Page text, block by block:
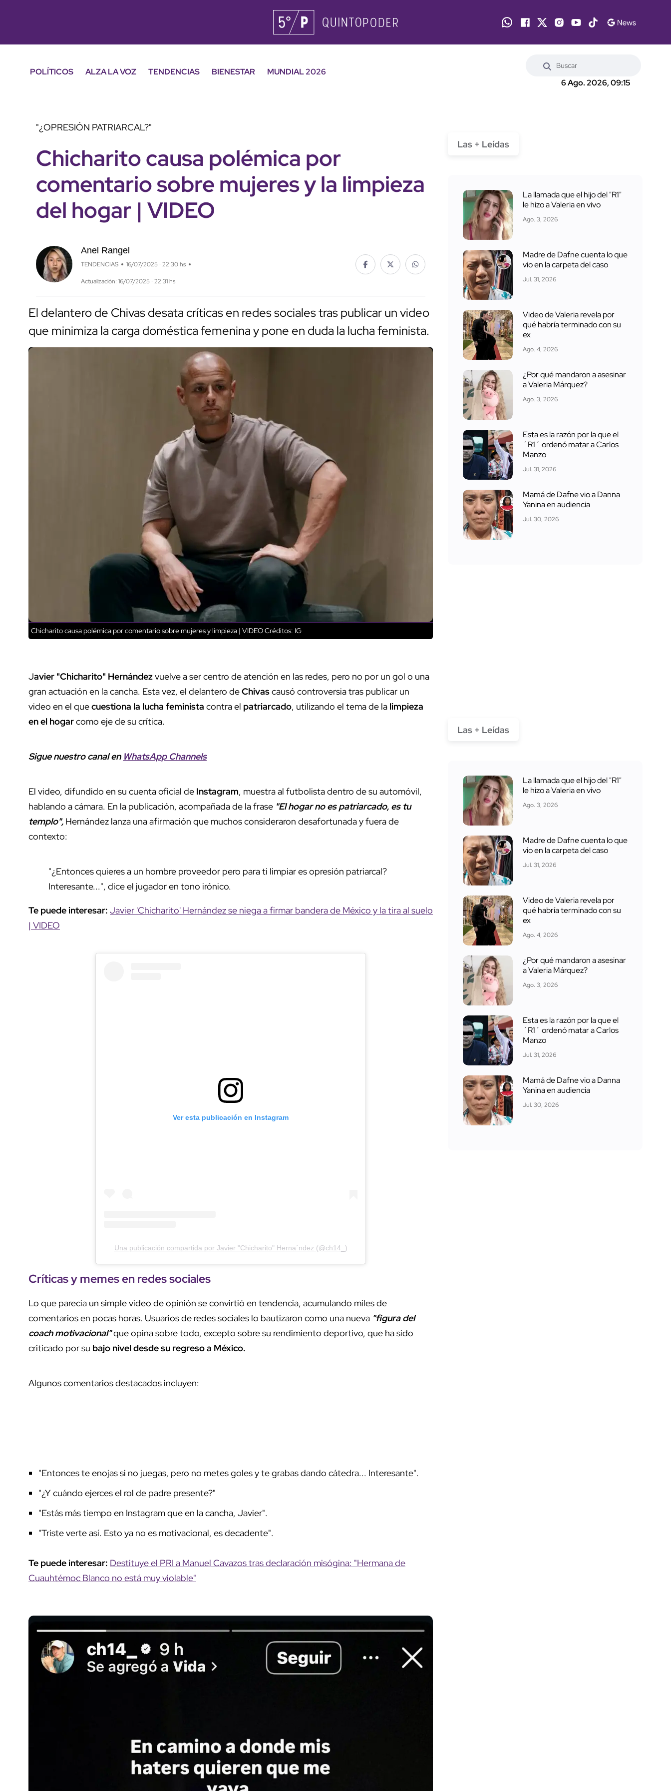
POLÍTICOS ALZA LA VOZ TENDENCIAS BIENESTAR
MUNDIAL 2026
6 Ago. 2026, 09:15
"¿OPRESIÓN PATRIARCAL?"
Chicharito causa polémica por
comentario sobre mujeres y la limpieza
del hogar | VIDEO
Anel Rangel
TENDENCIAS 16/07/2025 · 22:30 hs
Actualización: 16/07/2025 · 22:31 hs
El delantero de Chivas desata críticas en redes sociales tras publicar un video
que minimiza la carga doméstica femenina y pone en duda la lucha feminista.
Chicharito causa polémica por comentario sobre mujeres y limpieza | VIDEOCréditos: IG
Javier "Chicharito" Hernándezvuelve a ser centro de atención en las redes, pero no por un gol o una
gran actuación en la cancha. Esta vez, el delantero deChivascausó controversia tras publicar un
video en el quecuestiona la lucha feminista contra el patriarcado, utilizando el tema de la limpieza
en el hogarcomo eje de su crítica.
Sigue nuestro canal en WhatsApp Channels
El video, difundido en su cuenta oficial de Instagram, muestra al futbolista dentro de su automóvil,
hablando a cámara. En la publicación, acompañada de la frase "El hogar no es patriarcado, es tu
templo", Hernández lanza una afirmación que muchos consideraron desafortunada y fuera de
contexto:
"¿Entonces quieres a un hombre proveedor pero para ti limpiar es opresión patriarcal?
Interesante...", dice el jugador en tono irónico.
Te puede interesar: Javier 'Chicharito' Hernández se niega a firmar bandera de México y la tira al suelo
| VIDEO
Ver esta publicación en Instagram
Una publicación compartida por Javier "Chicharito" Herna´ndez (@ch14_)
Críticas y memes en redes sociales
Lo que parecía un simple video de opinión se convirtió en tendencia, acumulando miles de
comentarios en pocas horas. Usuarios de redes sociales lo bautizaron como una nueva "figura del
coach motivacional"que opina sobre todo, excepto sobre su rendimiento deportivo, que ha sido
criticado por su bajo nivel desde su regreso a México.
Algunos comentarios destacados incluyen:
"Entonces te enojas si no juegas, pero no metes goles y te grabas dando cátedra... Interesante".
"¿Y cuándo ejerces el rol de padre presente?"
"Estás más tiempo en Instagram que en la cancha, Javier".
"Triste verte así. Esto ya no es motivacional, es decadente".
Te puede interesar: Destituye el PRI a Manuel Cavazos tras declaración misógina: "Hermana de
Cuauhtémoc Blanco no está muy violable"
Las + Leídas
La llamada que el hijo del "R1"
le hizo a Valeria en vivo
Ago. 3, 2026
Madre de Dafne cuenta lo que
vio en la carpeta del caso
Jul. 31, 2026
Video de Valeria revela por
qué habría terminado con su
ex
Ago. 4, 2026
¿Por qué mandaron a asesinar
a Valeria Márquez?
Ago. 3, 2026
Esta es la razón por la que el
´R1´ ordenó matar a Carlos
Manzo
Jul. 31, 2026
Mamá de Dafne vio a Danna
Yanina en audiencia
Jul. 30, 2026
Las + Leídas
La llamada que el hijo del "R1"
le hizo a Valeria en vivo
Ago. 3, 2026
Madre de Dafne cuenta lo que
vio en la carpeta del caso
Jul. 31, 2026
Video de Valeria revela por
qué habría terminado con su
ex
Ago. 4, 2026
¿Por qué mandaron a asesinar
a Valeria Márquez?
Ago. 3, 2026
Esta es la razón por la que el
´R1´ ordenó matar a Carlos
Manzo
Jul. 31, 2026
Mamá de Dafne vio a Danna
Yanina en audiencia
Jul. 30, 2026